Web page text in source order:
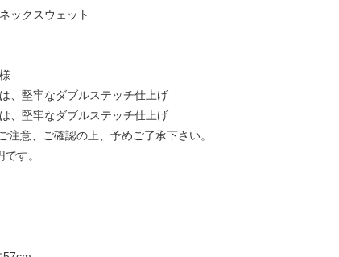
ックスウェット
、堅牢なダブルステッチ仕上げ
、堅牢なダブルステッチ仕上げ
注意、ご確認の上、予めご了承下さい。
す。